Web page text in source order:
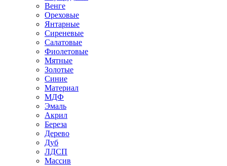
Венге
Ореховые
Янтарные
Сиреневые
Салатовые
Фиолетовые
Мятные
Золотые
Синие
Материал
МДФ
Эмаль
Акрил
Береза
Дерево
Дуб
ЛДСП
Массив